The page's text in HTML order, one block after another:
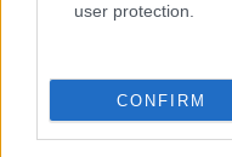
user protection.
CONFIRM